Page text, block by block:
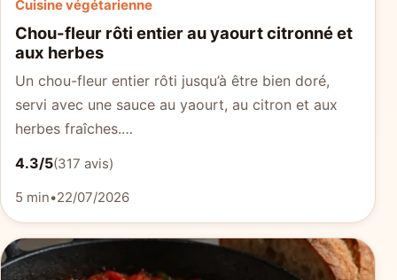
Cuisine végétarienne
Chou-fleur rôti entier au yaourt citronné et
aux herbes
Un chou-fleur entier rôti jusqu’à être bien doré,
servi avec une sauce au yaourt, au citron et aux
herbes fraîches.…
4.3/5(317 avis)
5 min•22/07/2026